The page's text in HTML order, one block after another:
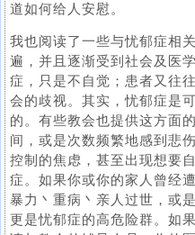
道如何给人安慰。
我也阅读了一些与忧郁症相
遍，并且逐渐受到社会及医
症，只是不自觉；患者又往
会的歧视。其实，忧郁症是
的。有些教会也提供这方面
间，或是次数频繁地感到悲
控制的焦虑，甚至出现想要
症。如果你或你的家人曾经
暴力丶重病丶亲人过世，或
更是忧郁症的高危险群。如